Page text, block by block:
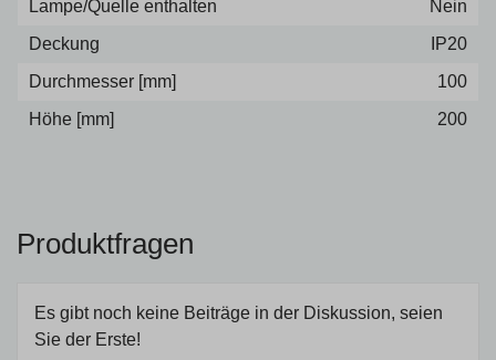
Lampe/Quelle enthalten
Nein
Deckung
IP20
Durchmesser [mm]
100
Höhe [mm]
200
Produktfragen
Es gibt noch keine Beiträge in der Diskussion, seien
Sie der Erste!